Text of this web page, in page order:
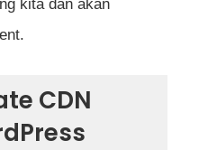
kita dan akan
CDN